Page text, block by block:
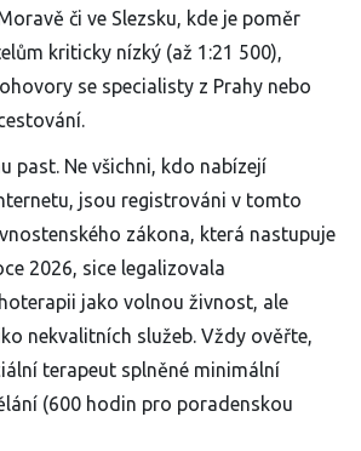
či ve Slezsku, kde je poměr
kriticky nízký (až 1:21 500),
se specialisty z Prahy nebo
past. Ne všichni, kdo nabízejí
jsou registrováni v tomto
zákona, která nastupuje
2026, sice legalizovala
jako volnou živnost, ale
nekvalitních služeb. Vždy ověřte,
terapeut splněné minimální
(600 hodin pro poradenskou